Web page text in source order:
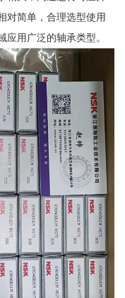
对简单，合理选型使用
用广泛的轴承类型。